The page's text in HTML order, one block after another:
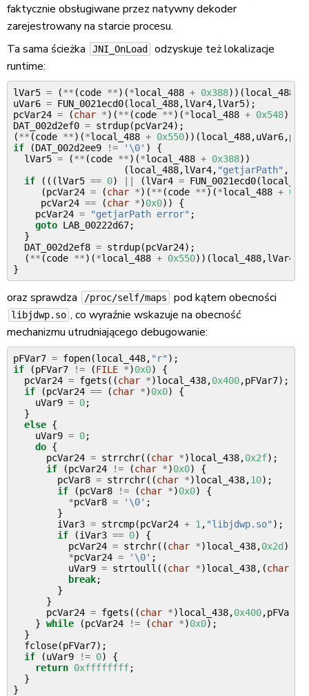
faktycznie obsługiwane przez natywny dekoder
zarejestrowany na starcie procesu.
Ta sama ścieżka
JNI_OnLoad
odzyskuje też lokalizacje
runtime:
lVar5 = (** (code **)(*local_488 + 0x388))(local_488
uVar6 = FUN_0021ecd0(local_488,lVar4,lVar5);
pcVar24 = (char *)(** (code **)(*local_488 + 0x548))(
DAT_002d2ef0 = strdup(pcVar24);
(** (code **)(*local_488 + 0x550))(local_488,uVar6,
if
(DAT_002d2ee9 != '\0' )
{
lVar5 = (** (code **)(*local_488 + 0x388))
(local_488,lVar4, "getjarPath" ,
if
(((lVar5 == 0) (lVar4 = FUN_0021ecd0(
(pcVar24 = (char *)(** (code **)(*local_488 +
pcVar24 == (char *)0x0))
{
pcVar24 = "getjarPath error" ;
goto LAB_00222d67;
}
DAT_002d2ef8 = strdup(pcVar24);
(** (code **)(*local_488 + 0x550))(local_488,lVar4
}
oraz sprawdza /proc/self/maps pod kątem obecności
libjdwp.so , co wyraźnie wskazuje na obecność
mechanizmu utrudniającego debugowanie:
pFVar7 = fopen(local_448, "r" );
if
(pFVar7 != (FILE *)0x0)
{
pcVar24 = fgets ((char *)local_438,0x400,pFVar7);
if
(pcVar24 == (char *)0x0)
{
uVar9 = 0;
}
else {
uVar9 = 0;
do {
pcVar24 = strrchr((char *)local_438,0x2f);
if
(pcVar24 != (char *)0x0)
{
pcVar8 = strrchr((char *)local_438,10);
if
(pcVar8 != (char *)0x0)
{
*pcVar8 = '\0' ;
}
iVar3 = strcmp(pcVar24 + 1 , "libjdwp.so" );
if
(iVar3 == 0)
{
pcVar24 = strchr((char *)local_438,0x2d );
*pcVar24 = '\0' ;
uVar9 = strtoull ((char *)local_438,(char
break;
}
}
pcVar24 = fgets ((char *)local_438,0x400,pFVar7
} while (pcVar24 != (char *)0x0);
}
fclose(pFVar7);
if
(uVar9 != 0)
{
return 0xffffffff;
}
}